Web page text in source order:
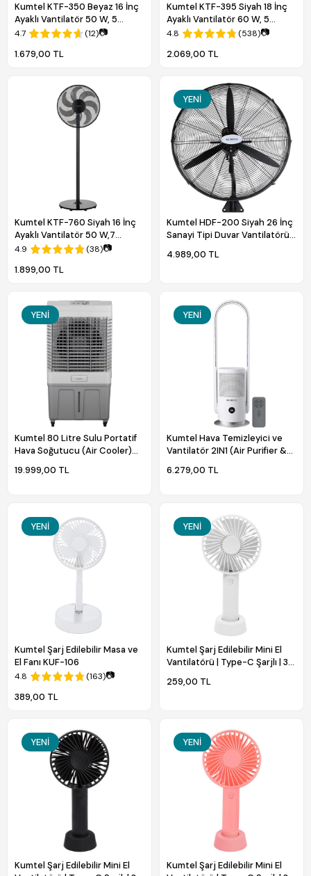
Kumtel KTF-350 Beyaz 16 İnç
Ayaklı Vantilatör 50 W, 5
Pervaneli, 3 Kademeli, 121 cm
4.7 (12)📷
1.679,00 TL
Kumtel KTF-395 Siyah 18 İnç
Ayaklı Vantilatör 60 W, 5
Pervaneli, 3 Kademeli, 145 cm
4.8 (538)📷
2.069,00 TL
Kumtel KTF-760 Siyah 16 İnç
Ayaklı Vantilatör 50 W,7
Pervaneli,3 Kademeli, 130 cm
4.9 (38)📷
1.899,00 TL
Kumtel HDF-200 Siyah 26 İnç
Sanayi Tipi Duvar Vantilatörü,
4.989,00 TL
YENI
Kumtel 80 Litre Sulu Portatif
Hava Soğutucu (Air Cooler)
19.999,00 TL
YENI
Kumtel Hava Temizleyici ve
Vantilatör 2IN1 (Air Purifier &
6.279,00 TL
YENI
Kumtel Şarj Edilebilir Masa ve
El Fanı KUF-106
4.8 (163)📷
389,00 TL
YENI
Kumtel Şarj Edilebilir Mini El
Vantilatörü | Type-C Şarjlı | 3
259,00 TL
YENI
Kumtel Şarj Edilebilir Mini El
YENI
Kumtel Şarj Edilebilir Mini El
YENI